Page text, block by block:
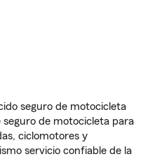
seguro de motocicleta
seguro de motocicleta para
ciclomotores y
servicio confiable de la